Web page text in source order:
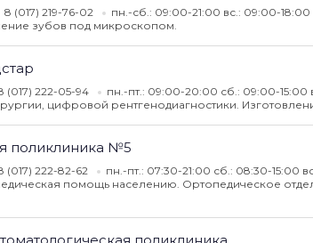
8 (017) 219-76-02 пн.-сб.: 09:00-21:00 вс.: 09:00-18:00
зубов под микроскопом.
(017) 222-05-94 пн.-пт.: 09:00-20:00 сб.: 09:00-15:00
цифровой рентгенодиагностики.
поликлиника №5
(017) 222-82-62 пн.-пт.: 07:30-21:00 сб.: 08:30-15:00
помощь населению. Ортопедическое